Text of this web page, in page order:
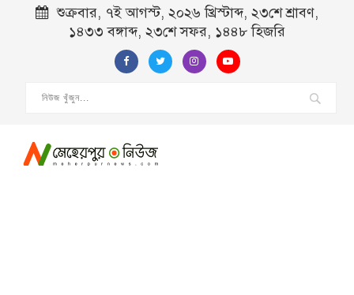
শুক্রবার, ৭ই আগস্ট, ২০২৬ খ্রিস্টাব্দ, ২৩শে শ্রাবণ,
১৪৩৩ বঙ্গাব্দ, ২৩শে সফর, ১৪৪৮ হিজরি